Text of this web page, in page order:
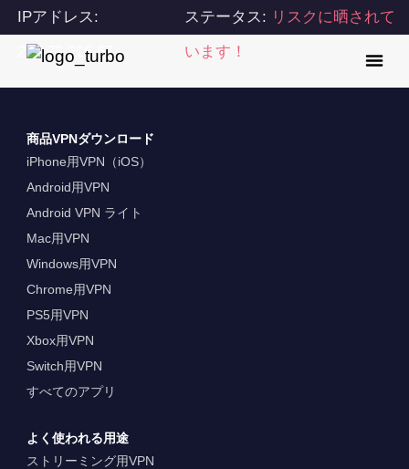
IPアドレス:
216.73.216.67
ステータス: リスクに晒されて
います！
商品VPNダウンロード
iPhone用VPN（iOS）
Android用VPN
Android VPN ライト
Mac用VPN
Windows用VPN
Chrome用VPN
PS5用VPN
Xbox用VPN
Switch用VPN
すべてのアプリ
よく使われる用途
ストリーミング用VPN